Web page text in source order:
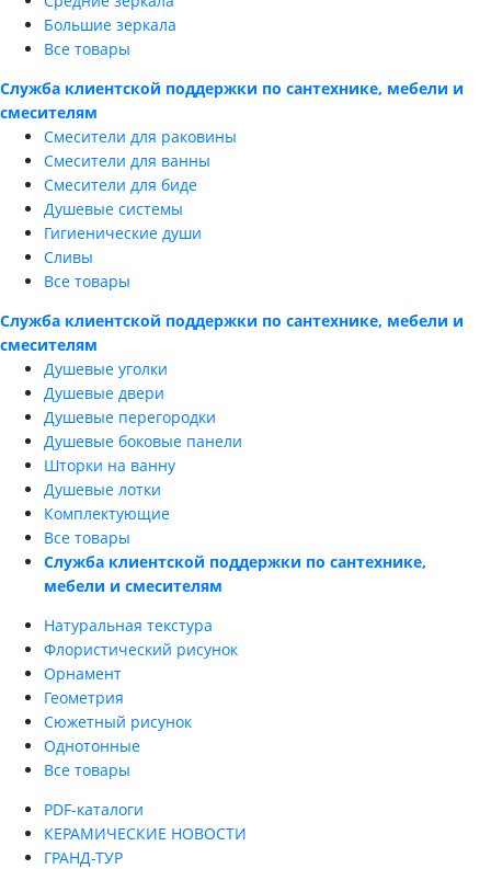
Большие зеркала
Все товары
Служба клиентской поддержки по сантехнике, мебели и
смесителям
Смесители для раковины
Смесители для ванны
Смесители для биде
Душевые системы
Гигиенические души
Сливы
Все товары
Служба клиентской поддержки по сантехнике, мебели и
смесителям
Душевые уголки
Душевые двери
Душевые перегородки
Душевые боковые панели
Шторки на ванну
Душевые лотки
Комплектующие
Все товары
Служба клиентской поддержки по сантехнике,
мебели и смесителям
Натуральная текстура
Флористический рисунок
Орнамент
Геометрия
Сюжетный рисунок
Однотонные
Все товары
PDF-каталоги
КЕРАМИЧЕСКИЕ НОВОСТИ
ГРАНД-ТУР